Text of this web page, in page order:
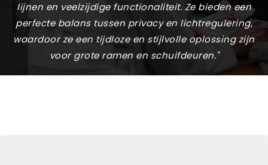
lijnen en veelzijdige functionaliteit. Ze bieden een
perfecte balans tussen privacy en lichtregulering,
waardoor ze een tijdloze en stijlvolle oplossing zijn
voor grote ramen en schuifdeuren."